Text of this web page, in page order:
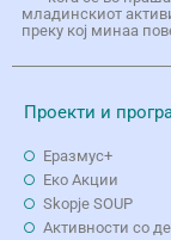
младинскиот
преку кој минаа
Проекти и
Еразмус+
Еко Aкции
Skopje SOUP
Активности со